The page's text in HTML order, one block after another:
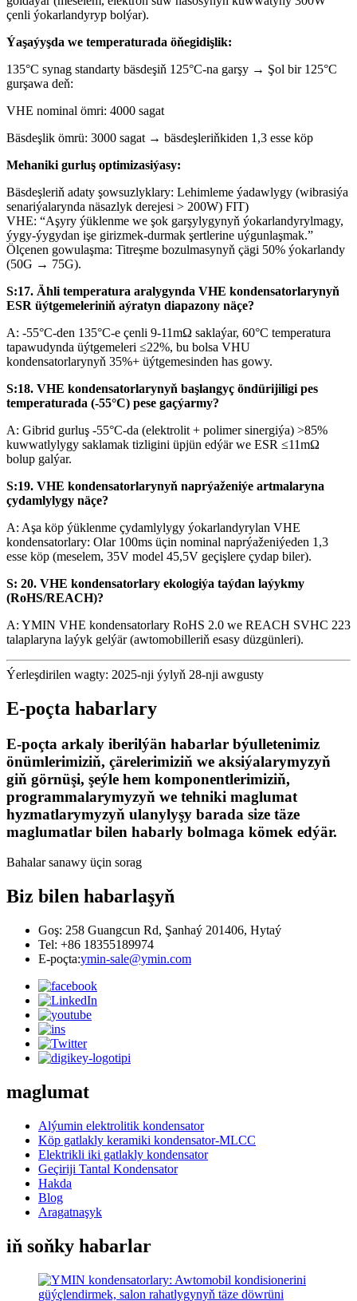
çenli ýokarlandyryp bolýar).
Ýaşaýyşda we temperaturada öňegidişlik:
135°C synag standarty bäsdeşiň 125°C-na garşy → Şol bir 125°C
gurşawa deň:
VHE nominal ömri: 4000 sagat
Bäsdeşlik ömrü: 3000 sagat → bäsdeşleriňkiden 1,3 esse köp
Mehaniki gurluş optimizasiýasy:
Bäsdeşleriň adaty şowsuzlyklary: Lehimleme ýadawlygy (wibrasiýa
senariýalarynda näsazlyk derejesi > 200W) FIT)
VHE: “Aşyry ýüklenme we şok garşylygynyň ýokarlandyrylmagy,
ýygy-ýygydan işe girizmek-durmak şertlerine uýgunlaşmak.”
Ölçenen gowulaşma: Titreşme bozulmasynyň çägi 50% ýokarlandy
(50G → 75G).
S:17. Ähli temperatura aralygynda VHE kondensatorlarynyň
ESR üýtgemeleriniň aýratyn diapazony näçe?
A: -55°C-den 135°C-e çenli 9-11mΩ saklaýar, 60°C temperatura
tapawudynda üýtgemeleri ≤22%, bu bolsa VHU
kondensatorlarynyň 35%+ üýtgemesinden has gowy.
S:18. VHE kondensatorlarynyň başlangyç öndürijiligi pes
temperaturada (-55°C) pese gaçýarmy?
A: Gibrid gurluş -55°C-da (elektrolit + polimer sinergiýa) >85%
kuwwatlylygy saklamak tizligini üpjün edýär we ESR ≤11mΩ
bolup galýar.
S:19. VHE kondensatorlarynyň naprýaženiýe artmalaryna
çydamlylygy näçe?
A: Aşa köp ýüklenme çydamlylygy ýokarlandyrylan VHE
kondensatorlary: Olar 100ms üçin nominal naprýaženiýeden 1,3
esse köp (meselem, 35V model 45,5V geçişlere çydap biler).
S: 20. VHE kondensatorlary ekologiýa taýdan laýykmy
(RoHS/REACH)?
A: YMIN VHE kondensatorlary RoHS 2.0 we REACH SVHC 223
talaplaryna laýyk gelýär (awtomobilleriň esasy düzgünleri).
Ýerleşdirilen wagty: 2025-nji ýylyň 28-nji awgusty
E-poçta habarlary
E-poçta arkaly iberilýän habarlar býulletenimiz
önümlerimiziň, çärelerimiziň we aksiýalarymyzyň
giň görnüşi, şeýle hem komponentlerimiziň,
programmalarymyzyň we tehniki maglumat
hyzmatlarymyzyň ulanylyşy barada size täze
maglumatlar bilen habarly bolmaga kömek edýär.
Bahalar sanawy üçin sorag
Biz bilen habarlaşyň
Goş: 258 Guangcun Rd, Şanhaý 201406, Hytaý
Tel: +86 18355189974
E-poçta:ymin-sale@ymin.com
maglumat
Alýumin elektrolitik kondensator
Köp gatlakly keramiki kondensator-MLCC
Elektrikli iki gatlakly kondensator
Geçiriji Tantal Kondensator
Hakda
Blog
Aragatnaşyk
iň soňky habarlar